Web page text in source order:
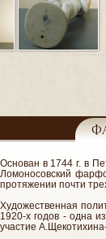
Основан в 1744 г. в
Ломоносовский
протяжении почти
Художественная
1920-х годов - одна
участие